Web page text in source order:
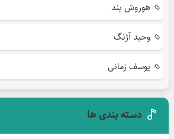
هوروش بند
وحید آژنگ
یوسف زمانی
دسته بندی ها